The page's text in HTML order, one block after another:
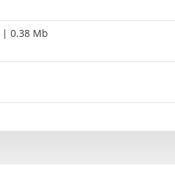
| 0.38 Mb